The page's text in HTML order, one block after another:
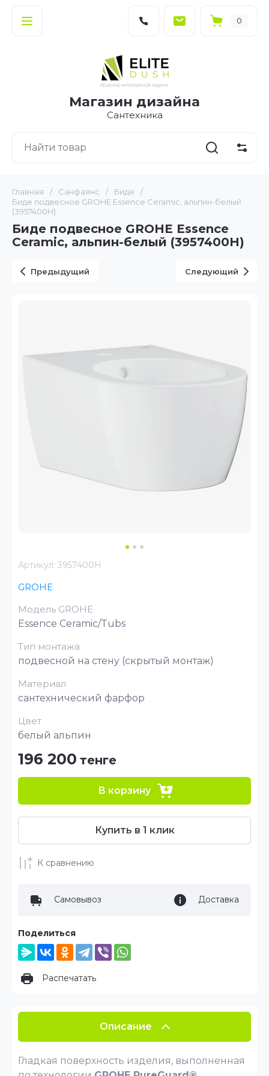
0
Магазин дизайна
Сантехника
Главная / Санфаянс / Биде
/
Биде подвесное GROHE Essence Ceramic, альпин-белый
(3957400H)
Биде подвесное GROHE Essence
Ceramic, альпин-белый (3957400H)
Предыдущий Следующий
Артикул: 3957400H
GROHE
Модель GROHE
Essence Ceramic/Tubs
Тип монтажа
подвесной на стену (скрытый монтаж)
Материал
сантехнический фарфор
Цвет
белый альпин
196 200 тенге
В корзину
Купить в 1 клик
К сравнению
Самовывоз Доставка
Поделиться
Распечатать
Описание
Гладкая поверхность изделия, выполненная